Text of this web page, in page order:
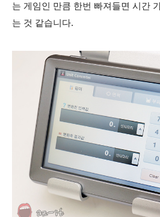
는 게임인 만큼 한번 빠져들면 시간
는 것 같습니다.